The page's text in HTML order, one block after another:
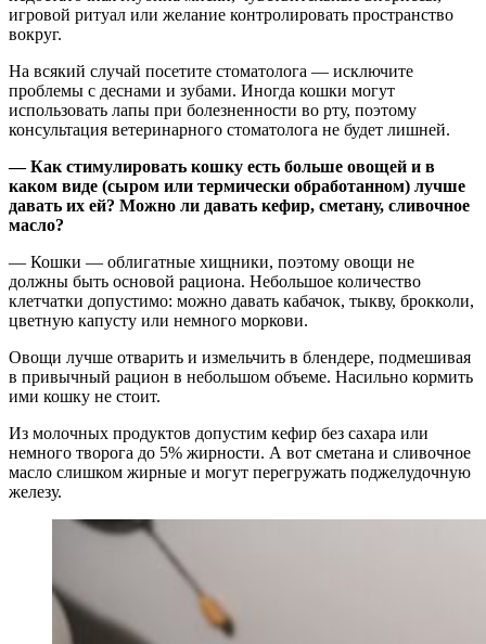
игровой ритуал или желание контролировать пространство
вокруг.
На всякий случай посетите стоматолога — исключите
проблемы с деснами и зубами. Иногда кошки могут
использовать лапы при болезненности во рту, поэтому
консультация ветеринарного стоматолога не будет лишней.
— Как стимулировать кошку есть больше овощей и в
каком виде (сыром или термически обработанном) лучше
давать их ей? Можно ли давать кефир, сметану, сливочное
масло?
— Кошки — облигатные хищники, поэтому овощи не
должны быть основой рациона. Небольшое количество
клетчатки допустимо: можно давать кабачок, тыкву, брокколи,
цветную капусту или немного моркови.
Овощи лучше отварить и измельчить в блендере, подмешивая
в привычный рацион в небольшом объеме. Насильно кормить
ими кошку не стоит.
Из молочных продуктов допустим кефир без сахара или
немного творога до 5% жирности. А вот сметана и сливочное
масло слишком жирные и могут перегружать поджелудочную
железу.